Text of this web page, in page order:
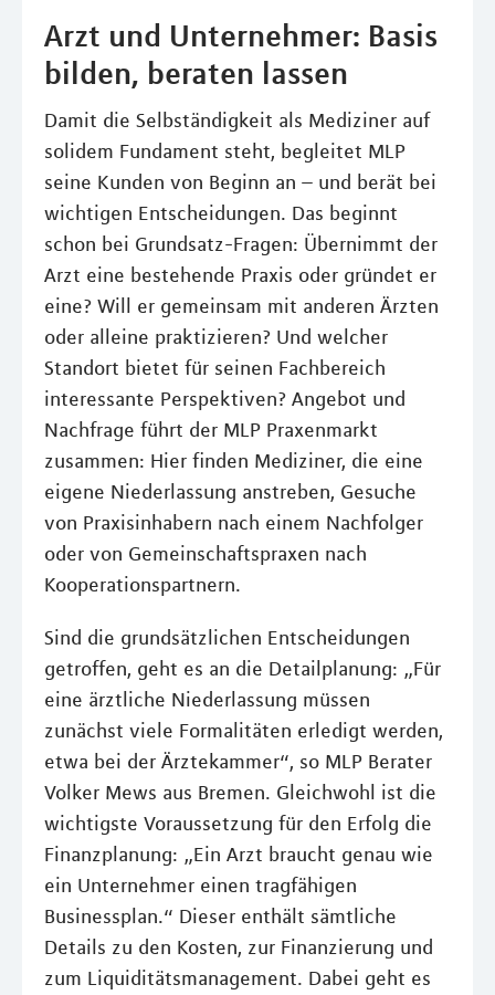
Arzt und Unternehmer: Basis
bilden, beraten lassen
Damit die Selbständigkeit als Mediziner auf
solidem Fundament steht, begleitet MLP
seine Kunden von Beginn an – und berät bei
wichtigen Entscheidungen. Das beginnt
schon bei Grundsatz-Fragen: Übernimmt der
Arzt eine bestehende Praxis oder gründet er
eine? Will er gemeinsam mit anderen Ärzten
oder alleine praktizieren? Und welcher
Standort bietet für seinen Fachbereich
interessante Perspektiven? Angebot und
Nachfrage führt der MLP Praxenmarkt
zusammen: Hier finden Mediziner, die eine
eigene Niederlassung anstreben, Gesuche
von Praxisinhabern nach einem Nachfolger
oder von Gemeinschaftspraxen nach
Kooperationspartnern.
Sind die grundsätzlichen Entscheidungen
getroffen, geht es an die Detailplanung: „Für
eine ärztliche Niederlassung müssen
zunächst viele Formalitäten erledigt werden,
etwa bei der Ärztekammer“, so MLP Berater
Volker Mews aus Bremen. Gleichwohl ist die
wichtigste Voraussetzung für den Erfolg die
Finanzplanung: „Ein Arzt braucht genau wie
ein Unternehmer einen tragfähigen
Businessplan.“ Dieser enthält sämtliche
Details zu den Kosten, zur Finanzierung und
zum Liquiditätsmanagement. Dabei geht es